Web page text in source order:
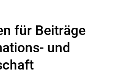
für Beiträge
und